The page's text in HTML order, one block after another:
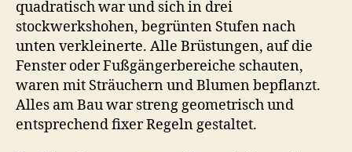
quadratisch war und sich in drei
stockwerkshohen, begrünten Stufen nach
unten verkleinerte. Alle Brüstungen, auf die
Fenster oder Fußgängerbereiche schauten,
waren mit Sträuchern und Blumen bepflanzt.
Alles am Bau war streng geometrisch und
entsprechend fixer Regeln gestaltet.